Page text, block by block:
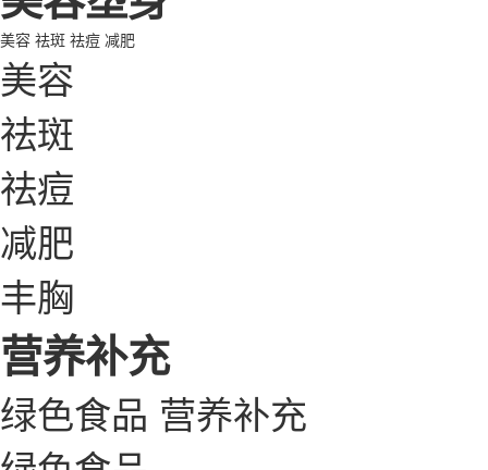
美容 祛斑 祛痘 减肥
美容
祛斑
祛痘
减肥
丰胸
营养补充
绿色食品 营养补充